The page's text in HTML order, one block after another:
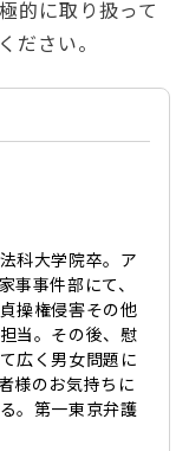
的に取り扱って
ださい。
科大学院卒。ア
事事件部にて、
操権侵害その他
当。その後、慰
広く男女問題に
様のお気持ちに
。第一東京弁護